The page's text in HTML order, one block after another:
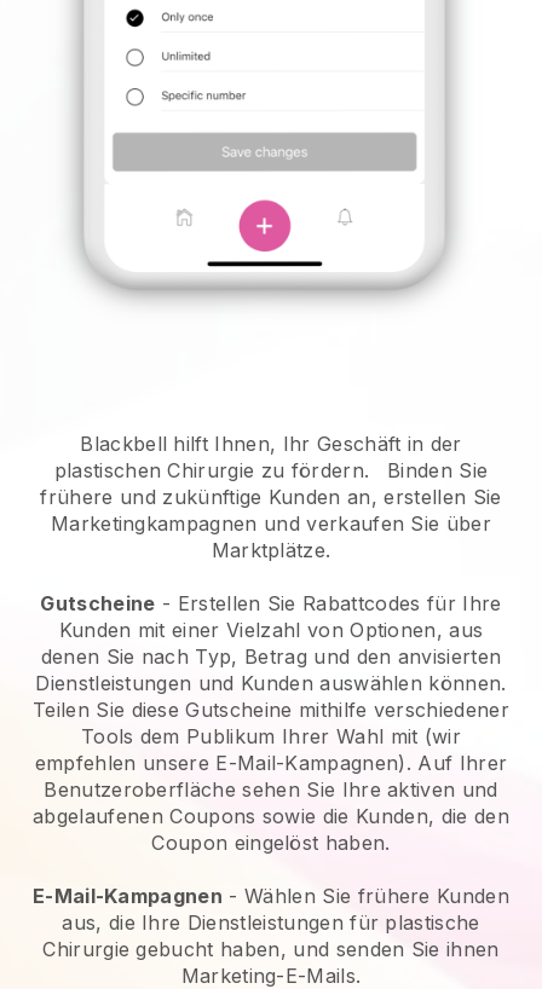
Blackbell hilft Ihnen, Ihr Geschäft in der
plastischen Chirurgie zu fördern.
Binden Sie
frühere und zukünftige Kunden an, erstellen Sie
Marketingkampagnen und verkaufen Sie über
Marktplätze.
Gutscheine - Erstellen Sie Rabattcodes für Ihre
Kunden mit einer Vielzahl von Optionen, aus
denen Sie nach Typ, Betrag und den anvisierten
Dienstleistungen und Kunden auswählen können.
Teilen Sie diese Gutscheine mithilfe verschiedener
Tools dem Publikum Ihrer Wahl mit (wir
empfehlen unsere E-Mail-Kampagnen). Auf Ihrer
Benutzeroberfläche sehen Sie Ihre aktiven und
abgelaufenen Coupons sowie die Kunden, die den
Coupon eingelöst haben.
E-Mail-Kampagnen -Wählen Sie frühere Kunden
aus, die Ihre Dienstleistungen für plastische
Chirurgie gebucht haben, und senden Sie ihnen
Marketing-E-Mails.